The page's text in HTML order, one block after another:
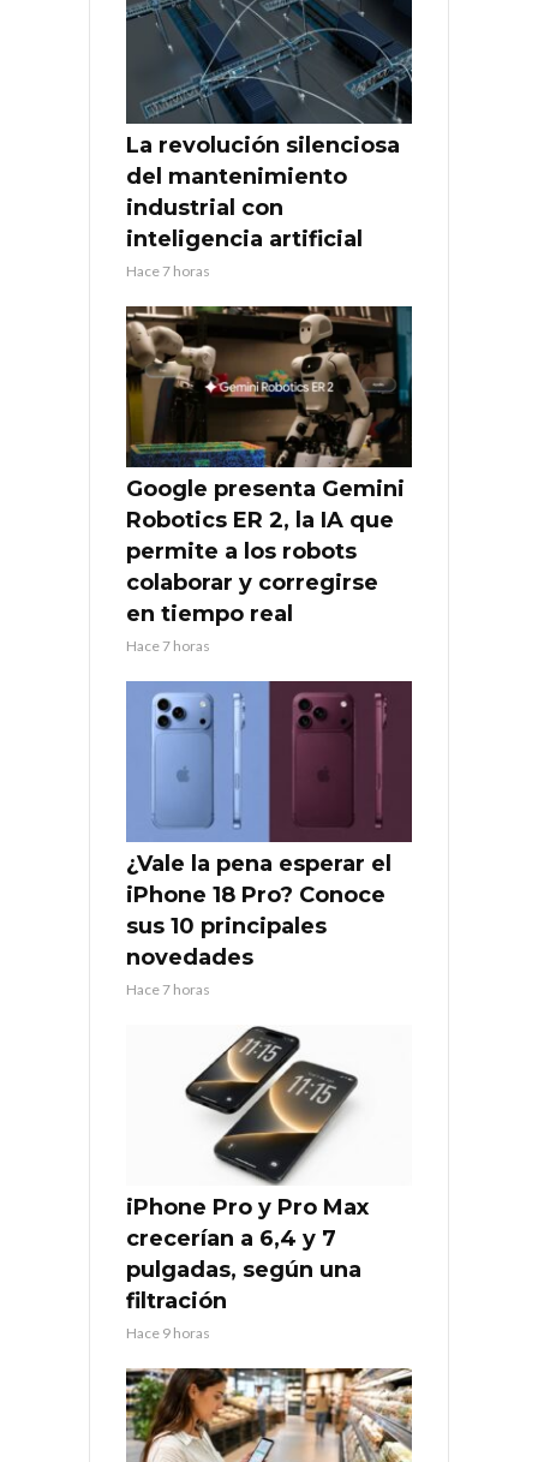
La revolución silenciosa
del mantenimiento
industrial con
inteligencia artificial
Hace 7 horas
Google presenta Gemini
Robotics ER 2, la IA que
permite a los robots
colaborar y corregirse
en tiempo real
Hace 7 horas
¿Vale la pena esperar el
iPhone 18 Pro? Conoce
sus 10 principales
novedades
Hace 7 horas
iPhone Pro y Pro Max
crecerían a 6,4 y 7
pulgadas, según una
filtración
Hace 9 horas